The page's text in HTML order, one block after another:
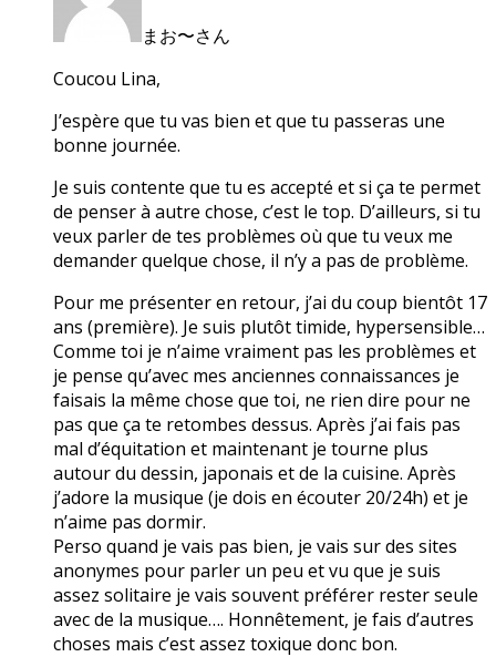
まお〜さん
Coucou Lina,
J’espère que tu vas bien et que tu passeras une
bonne journée.
Je suis contente que tu es accepté et si ça te permet
de penser à autre chose, c’est le top. D’ailleurs, si tu
veux parler de tes problèmes où que tu veux me
demander quelque chose, il n’y a pas de problème.
Pour me présenter en retour, j’ai du coup bientôt 17
ans (première). Je suis plutôt timide, hypersensible…
Comme toi je n’aime vraiment pas les problèmes et
je pense qu’avec mes anciennes connaissances je
faisais la même chose que toi, ne rien dire pour ne
pas que ça te retombes dessus. Après j’ai fais pas
mal d’équitation et maintenant je tourne plus
autour du dessin, japonais et de la cuisine. Après
j’adore la musique (je dois en écouter 20/24h) et je
n’aime pas dormir.
Perso quand je vais pas bien, je vais sur des sites
anonymes pour parler un peu et vu que je suis
assez solitaire je vais souvent préférer rester seule
avec de la musique…. Honnêtement, je fais d’autres
choses mais c’est assez toxique donc bon.